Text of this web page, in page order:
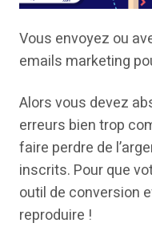
Vous envoyez ou
emails marketing
Alors vous devez
erreurs bien trop
faire perdre de
inscrits. Pour que
outil de conversion
reproduire !